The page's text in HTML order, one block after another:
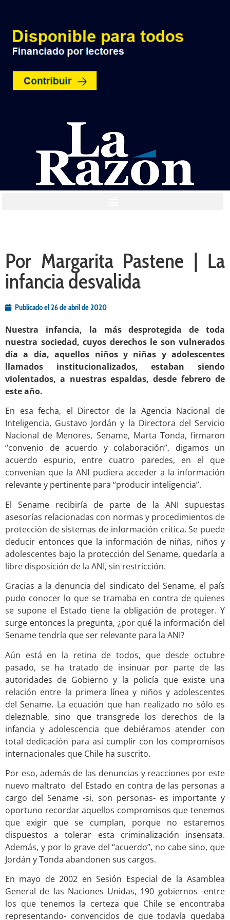
Por Margarita Pastene | La
infancia desvalida
Publicado el26 de abril de 2020
Nuestra infancia, la más desprotegida de toda
nuestra sociedad, cuyos derechos le son vulnerados
día a día, aquellos niños y niñas y adolescentes
llamados institucionalizados, estaban siendo
violentados, a nuestras espaldas, desde febrero de
este año.
En esa fecha, el Director de la Agencia Nacional de
Inteligencia, Gustavo Jordán y la Directora del Servicio
Nacional de Menores, Sename, Marta Tonda, firmaron
“convenio de acuerdo y colaboración”, digamos un
acuerdo espurio, entre cuatro paredes, en el que
convenían que la ANI pudiera acceder a la información
relevante y pertinente para “producir inteligencia”.
El Sename recibiría de parte de la ANI supuestas
asesorías relacionadas con normas y procedimientos de
protección de sistemas de información crítica. Se puede
deducir entonces que la información de niñas, niños y
adolescentes bajo la protección del Sename, quedaría a
libre disposición de la ANI, sin restricción.
Gracias a la denuncia del sindicato del Sename, el país
pudo conocer lo que se tramaba en contra de quienes
se supone el Estado tiene la obligación de proteger. Y
surge entonces la pregunta, ¿por qué la información del
Sename tendría que ser relevante para la ANI?
Aún está en la retina de todos, que desde octubre
pasado, se ha tratado de insinuar por parte de las
autoridades de Gobierno y la policía que existe una
relación entre la primera línea y niños y adolescentes
del Sename. La ecuación que han realizado no sólo es
deleznable, sino que transgrede los derechos de la
infancia y adolescencia que debiéramos atender con
total dedicación para así cumplir con los compromisos
internacionales que Chile ha suscrito.
Por eso, además de las denuncias y reacciones por este
nuevo maltrato del Estado en contra de las personas a
cargo del Sename -si, son personas- es importante y
oportuno recordar aquellos compromisos que tenemos
que exigir que se cumplan, porque no estaremos
dispuestos a tolerar esta criminalización insensata.
Además, y por lo grave del “acuerdo”, no cabe sino, que
Jordán y Tonda abandonen sus cargos.
En mayo de 2002 en Sesión Especial de la Asamblea
General de las Naciones Unidas, 190 gobiernos -entre
los que tenemos la certeza que Chile se encontraba
representando- convencidos de que todavía quedaba